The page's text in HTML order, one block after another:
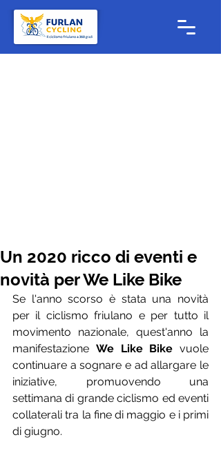
Un 2020 ricco di eventi e
novità per We Like Bike
Se l'anno scorso è stata una novità
per il ciclismo friulano e per tutto il
movimento nazionale, quest'anno la
manifestazione We Like Bike vuole
continuare a sognare e ad allargare le
iniziative, promuovendo una
settimana di grande ciclismo ed eventi
collaterali tra la fine di maggio e i primi
di giugno.